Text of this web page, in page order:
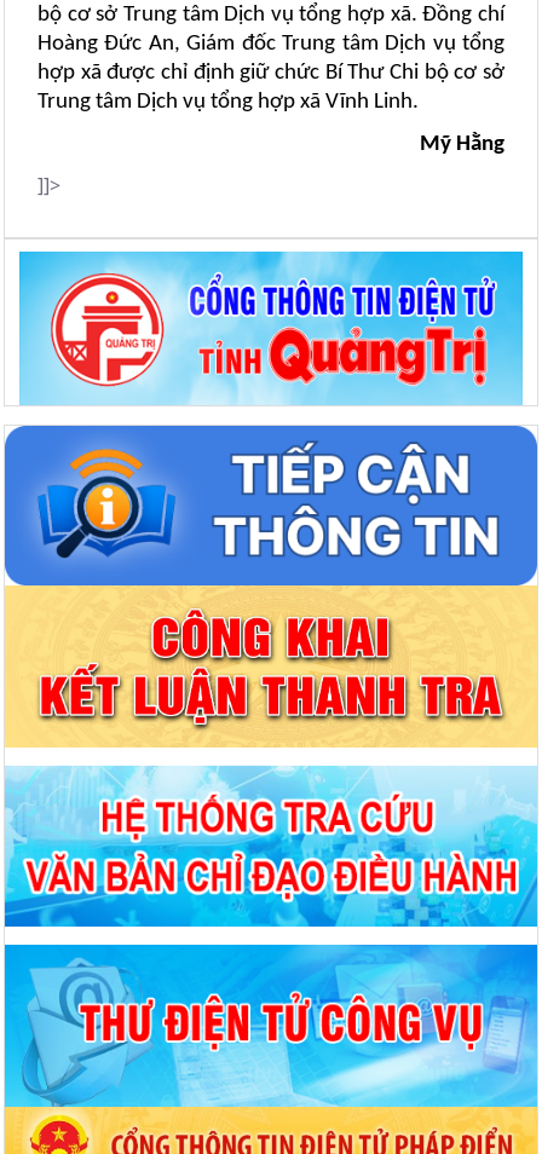
bộ cơ sở Trung tâm Dịch vụ tổng hợp xã. Đồng chí
Hoàng Đức An, Giám đốc Trung tâm Dịch vụ tổng
hợp xã được chỉ định giữ chức Bí Thư Chi bộ cơ sở
Trung tâm Dịch vụ tổng hợp xã Vĩnh Linh.
Mỹ Hằng
]]>